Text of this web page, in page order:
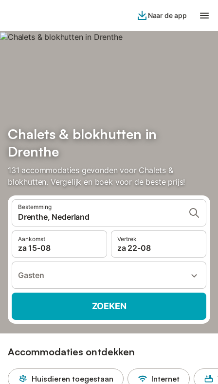
Naar de app
Chalets & blokhutten in
Drenthe
131 accommodaties gevonden voor Chalets &
blokhutten. Vergelijk en boek voor de beste prijs!
Bestemming
Drenthe, Nederland
Aankomst
za 15-08
Vertrek
za 22-08
Gasten
ZOEKEN
Accommodaties ontdekken
Huisdieren toegestaan Internet